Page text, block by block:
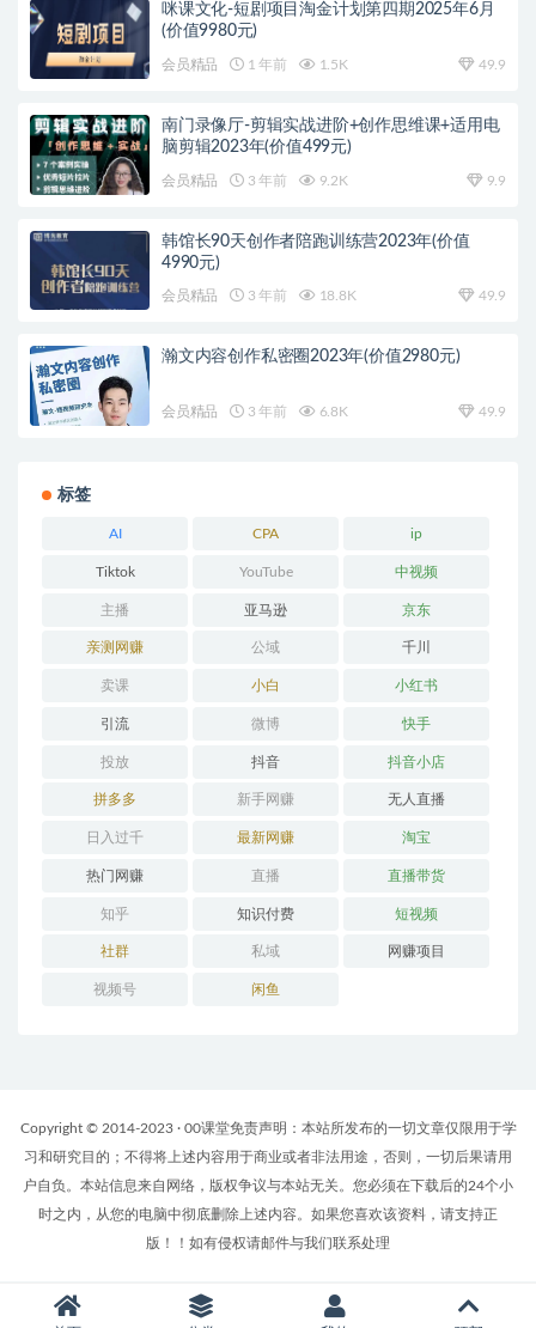
咪课文化-短剧项目淘金计划第四期2025年6月
(价值9980元)
会员精品 1 年前 1.5K 49.9
南门录像厅-剪辑实战进阶+创作思维课+适用电
脑剪辑2023年(价值499元)
会员精品 3 年前 9.2K 9.9
韩馆长90天创作者陪跑训练营2023年(价值
4990元)
会员精品 3 年前 18.8K 49.9
瀚文内容创作私密圈2023年(价值2980元)
会员精品 3 年前 6.8K 49.9
标签
AI CPA ip
Tiktok YouTube 中视频
主播 亚马逊 京东
亲测网赚 公域 千川
卖课 小白 小红书
引流 微博 快手
投放 抖音 抖音小店
拼多多 新手网赚 无人直播
日入过千 最新网赚 淘宝
热门网赚 直播 直播带货
知乎 知识付费 短视频
社群 私域 网赚项目
视频号 闲鱼
Copyright © 2014-2023 · 00课堂免责声明：本站所发布的一切文章仅限用于学
习和研究目的；不得将上述内容用于商业或者非法用途，否则，一切后果请用
户自负。本站信息来自网络，版权争议与本站无关。您必须在下载后的24个小
时之内，从您的电脑中彻底删除上述内容。如果您喜欢该资料，请支持正
版！！如有侵权请邮件与我们联系处理